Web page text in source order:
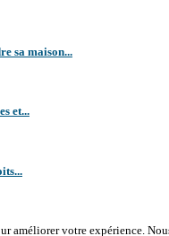
sa maison...
et...
améliorer votre expérience.